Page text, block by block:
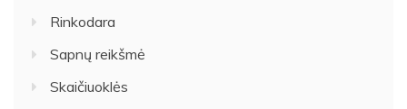
Rinkodara
Sapnų reikšmė
Skaičiuoklės